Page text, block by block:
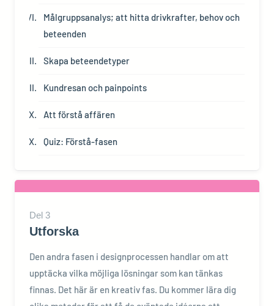
Målgruppsanalys; att hitta drivkrafter, behov och
beteenden
Skapa beteendetyper
Kundresan och painpoints
Att förstå affären
Quiz: Förstå-fasen
Del 3
Utforska
Den andra fasen i designprocessen handlar om att
upptäcka vilka möjliga lösningar som kan tänkas
finnas. Det här är en kreativ fas. Du kommer lära dig